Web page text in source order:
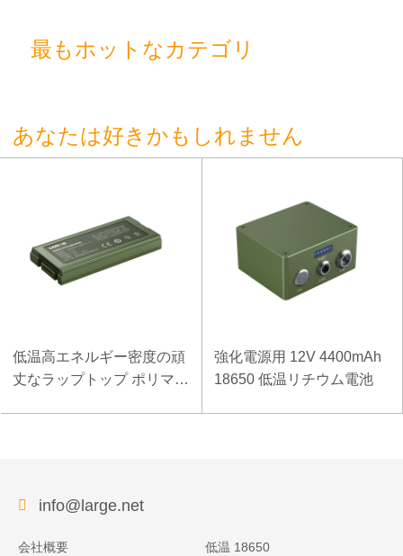
最もホットなカテゴリ
あなたは好きかもしれません
低温高エネルギー密度の頑
丈なラップトップ ポリマー
強化電源用 12V 4400mAh
18650 低温リチウム電池
info@large.net
会社概要
低温 18650